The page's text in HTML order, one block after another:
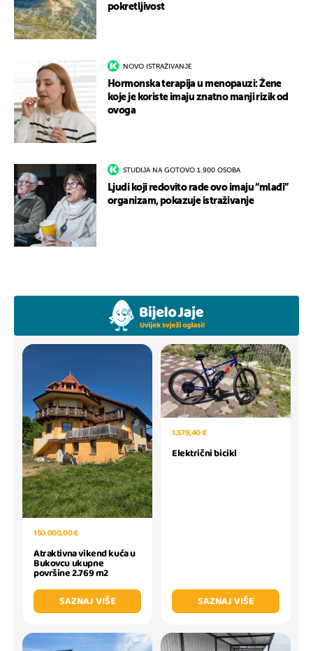
pokretljivost
NOVO ISTRAŽIVANJE
Hormonska terapija u menopauzi: Žene
koje je koriste imaju znatno manji rizik od
ovoga
STUDIJA NA GOTOVO 1.900 OSOBA
Ljudi koji redovito rade ovo imaju “mlađi”
organizam, pokazuje istraživanje
150.000,00 €
Atraktivna vikend kuća u
Bukovcu ukupne
površine 2.769 m2
SAZNAJ VIŠE
1.579,40 €
Električni bicikl
SAZNAJ VIŠE